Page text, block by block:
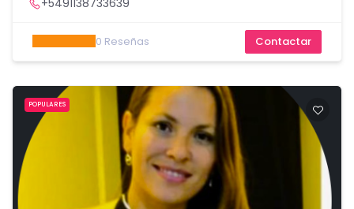
+5491138733639
0 Reseñas Contactar
POPULARES